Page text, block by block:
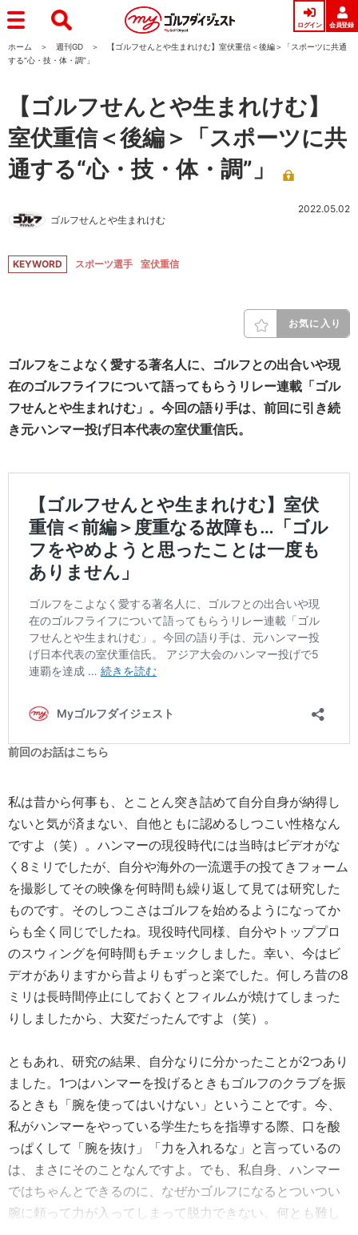
ログイン 会員登録
ホーム 週刊GD
【ゴルフせんとや生まれけむ】室伏重信＜後編＞「スポーツに共通
する“心・技・体・調”」
【ゴルフせんとや生まれけむ】
室伏重信＜後編＞「スポーツに共
通する“心・技・体・調”」
ゴルフせんとや生まれけむ
2022.05.02
KEYWORD スポーツ選手 室伏重信
お気に入り
ゴルフをこよなく愛する著名人に、ゴルフとの出合いや現
在のゴルフライフについて語ってもらうリレー連載「ゴル
フせんとや生まれけむ」。今回の語り手は、前回に引き続
き元ハンマー投げ日本代表の室伏重信氏。
前回のお話はこちら
私は昔から何事も、とことん突き詰めて自分自身が納得し
ないと気が済まない、自他ともに認めるしつこい性格なん
ですよ（笑）。ハンマーの現役時代には当時はビデオがな
く8ミリでしたが、自分や海外の一流選手の投てきフォーム
を撮影してその映像を何時間も繰り返して見ては研究した
ものです。そのしつこさはゴルフを始めるようになってか
らも全く同じでしたね。現役時代同様、自分やトッププロ
のスウィングを何時間もチェックしました。幸い、今はビ
デオがありますから昔よりもずっと楽でした。何しろ昔の8
ミリは長時間停止にしておくとフィルムが焼けてしまった
りしましたから、大変だったんですよ（笑）。
ともあれ、研究の結果、自分なりに分かったことが2つあり
ました。1つはハンマーを投げるときもゴルフのクラブを振
るときも「腕を使ってはいけない」ということです。今、
私がハンマーをやっている学生たちを指導する際、口を酸
っぱくして「腕を抜け」「力を入れるな」と言っているの
は、まさにそのことなんですよ。でも、私自身、ハンマー
ではちゃんとできるのに、なぜかゴルフになるとついつい
腕に頼って力が入ってしまって脱力できない。何とも難し